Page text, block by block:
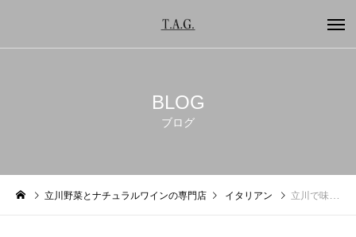
BLOG
ブログ
立川野菜とナチュラルワインの専門店 イタリアン 立川で味わう本格派イタリアンの名店ガイド